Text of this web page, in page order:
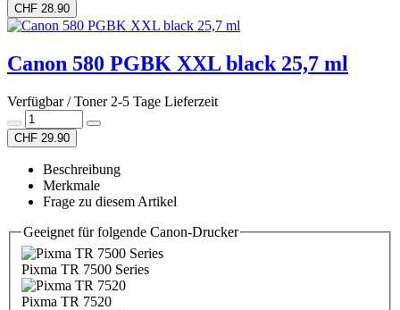
CHF 28.90
Canon 580 PGBK XXL black 25,7 ml
Verfügbar / Toner 2-5 Tage Lieferzeit
CHF 29.90
Beschreibung
Merkmale
Frage zu diesem Artikel
Geeignet für folgende Canon-Drucker
Pixma TR 7500 Series
Pixma TR 7520